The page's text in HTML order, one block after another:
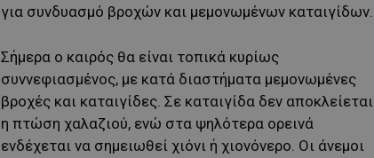
για συνδυασμό βροχών και μεμονωμένων καταιγίδων.
Σήμερα ο καιρός θα είναι τοπικά κυρίως
συννεφιασμένος, με κατά διαστήματα μεμονωμένες
βροχές και καταιγίδες. Σε καταιγίδα δεν αποκλείεται
η πτώση χαλαζιού, ενώ στα ψηλότερα ορεινά
ενδέχεται να σημειωθεί χιόνι ή χιονόνερο. Οι άνεμοι